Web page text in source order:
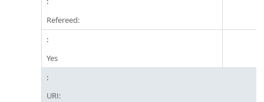
Refereed:
Yes
URI: